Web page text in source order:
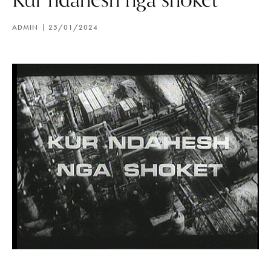
ADMIN 25/01/2024